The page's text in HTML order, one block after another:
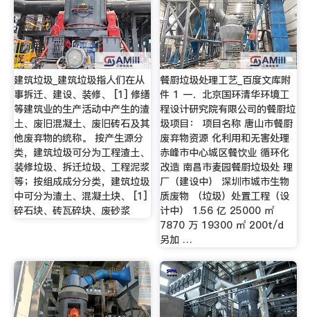
建筑垃圾_建筑垃圾指人们在从
事拆迁、建设、装修、 [1] 修缮
等建筑业的生产活动中产生的渣
土、废旧混凝土、废旧砖石及其
他废弃物的统称。 按产生源分
类，建筑垃圾可分为工程渣土、
装修垃圾、拆迁垃圾、工程泥浆
等；按组成成分分类，建筑垃圾
中可分为渣土、混凝土块、 [1]
碎石块、砖瓦碎块、废砂浆
餐厨垃圾处理工艺_百度文库附
件 1 一．北京国环清华环境工
程设计研究院有限公司的餐厨垃
圾项目： 项目名称 唐山市餐厨
废弃物资源 化利用和无害处理
赤峰市中心城区餐饮业 循环化
改造 南昌市麦园餐厨垃圾处 理
厂（建设中） 深圳市城市生物
质废物 （垃圾）处置工程（设
计中） 1.56 亿 25000 ㎡
7870 万 19300 ㎡ 200t/d
另加 …